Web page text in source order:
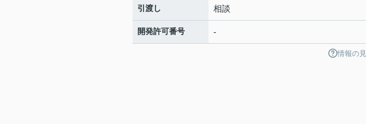
引渡し 相談
開発許可番号 -
情報の